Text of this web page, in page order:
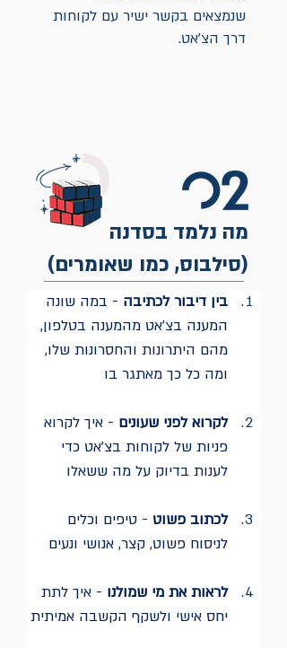
שנמצאים בקשר ישיר עם לקוחות
דרך הצ'אט.
מה נלמד בסדנה
(סילבוס, כמו שאומרים)
בין דיבור לכתיבה - במה שונה
המענה בצ'אט מהמענה בטלפון,
מהם היתרונות והחסרונות שלו,
ומה כל כך מאתגר בו
לקרוא לפני שעונים - איך לקרוא
פניות של לקוחות בצ'אט כדי
לענות בדיוק על מה ששאלו
לכתוב פשוט - טיפים וכלים
לניסוח פשוט, קצר, אנושי ונעים
לראות את מי שמולנו - איך לתת
יחס אישי ולשקף הקשבה אמיתית